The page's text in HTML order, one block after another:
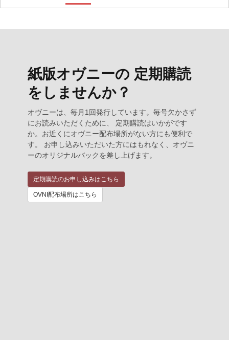
紙版オヴニーの 定期購読
をしませんか？
オヴニーは、毎月1回発行しています。毎号欠かさず
にお読みいただくために、 定期購読はいかがです
か。お近くにオヴニー配布場所がない方にも便利で
す。 お申し込みいただいた方にはもれなく、オヴニ
ーのオリジナルバックを差し上げます。
定期購読のお申し込みはこちら
OVNI配布場所はこちら